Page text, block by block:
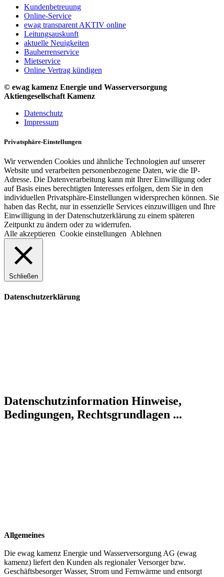
Kundenbetreuung
Online-Service
ewag transparent AKTIV online
Leitungsauskunft
aktuelle Neuigkeiten
Bauherrenservice
Mietservice
Online Vertrag kündigen
© ewag kamenz Energie und Wasserversorgung
Aktiengesellschaft Kamenz
Datenschutz
Impressum
Privatsphäre-Einstellungen
Wir verwenden Cookies und ähnliche Technologien auf unserer
Website und verarbeiten personenbezogene Daten, wie die IP-
Adresse. Die Datenverarbeitung kann mit Ihrer Einwilligung oder
auf Basis eines berechtigten Interesses erfolgen, dem Sie in den
individuellen Privatsphäre-Einstellungen widersprechen können. Sie
haben das Recht, nur in essenzielle Services einzuwilligen und Ihre
Einwilligung in der Datenschutzerklärung zu einem späteren
Zeitpunkt zu ändern oder zu widerrufen.
Alle akzeptieren Cookie einstellungen Ablehnen
Schließen
Datenschutzerklärung
Datenschutzinformation Hinweise,
Bedingungen, Rechtsgrundlagen ...
Allgemeines
Die ewag kamenz Energie und Wasserversorgung AG (ewag
kamenz) liefert den Kunden als regionaler Versorger bzw.
Geschäftsbesorger Wasser, Strom und Fernwärme und entsorgt